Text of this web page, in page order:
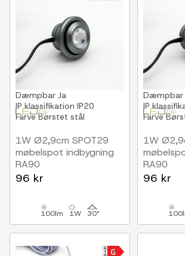
Dæmpbar Ja
IP klassifikation IP20
FarveBørstet stål
1W Ø2,9cm SPOT29
møbelspot indbygning
RA90
12V DC, Hul: Ø2 cm,
96 kr
100lm 1W 30°
Dæmpbar
IP
Farve
1W
RA90
12V DC,
96 kr